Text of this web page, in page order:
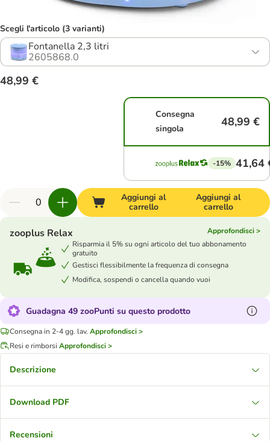
Scegli l'articolo (3 varianti)
Fontanella 2,3 litri
2605868.0
48,99 €
Consegna
singola
48,99 €
-15% 41,64
Aggiungi al
carrello
Aggiungi al
carrello
zooplus Relax
Approfondisci >
Risparmia il 5% su ogni articolo del tuo abbonamento
gratuito
Gestisci flessibilmente la frequenza di consegna
Modifica, sospendi o cancella quando vuoi
Guadagna 49 zooPunti su questo prodotto
Consegna in 2-4 gg. lav. Approfondisci >
Resi e rimborsi Approfondisci >
Descrizione
Download PDF
Recensioni